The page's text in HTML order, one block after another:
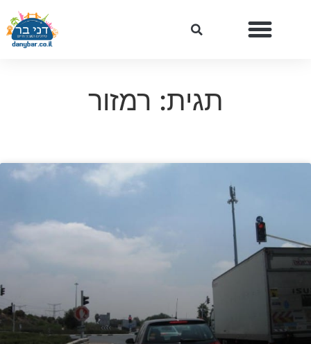
תגית: רמזור